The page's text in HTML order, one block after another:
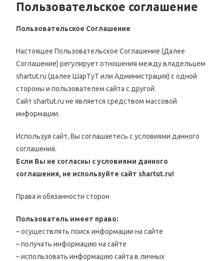
Пользовательское соглашение
Пользовательское Соглашение
Настоящее Пользовательское Соглашение (Далее
Соглашение) регулирует отношения между владельцем
shartut.ru (далее ШарТуТ или Администрация) с одной
стороны и пользователем сайта с другой.
Сайт shartut.ru не является средством массовой
информации.
Используя сайт, Вы соглашаетесь с условиями данного
соглашения.
Если Вы не согласны с условиями данного
соглашения, не используйте сайт shartut.ru!
Права и обязанности сторон
Пользователь имеет право:
– осуществлять поиск информации на сайте
– получать информацию на сайте
– использовать информацию сайта в личных